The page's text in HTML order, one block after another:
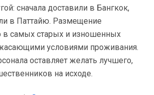
сначала доставили в Бангкок,
в Паттайю. Размещение
в самых старых и изношенных
условиями проживания.
оставляет желать лучшего,
на исходе.